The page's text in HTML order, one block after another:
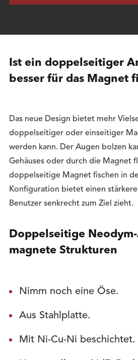
Ist ein doppelseitiger
besser für das Magnet
Das neue Design bietet mehr
doppelseitiger oder einseitiger
werden kann. Der Augen bolzen
Gehäuses oder durch die Magnet
doppelseitige Magnet fischen in
Konfiguration bietet einen
Benutzer senkrecht zum Ziel zieht.
Doppelseitige Neodym-
magnete Strukturen
Nimm noch eine Öse.
Aus Stahlplatte.
Mit Ni-Cu-Ni beschichtet.